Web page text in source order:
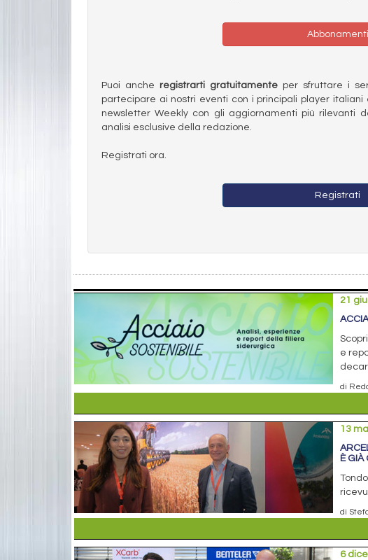
Abbonamenti
Puoi anche registrarti gratuitamenteper sfruttare i
partecipare ai nostri eventi con i principali player
newsletter Weekly con gli aggiornamenti più rilevanti
analisi esclusive della redazione.
Registrati ora.
Registrati
21
e
di
13
È GIÀ
di
6